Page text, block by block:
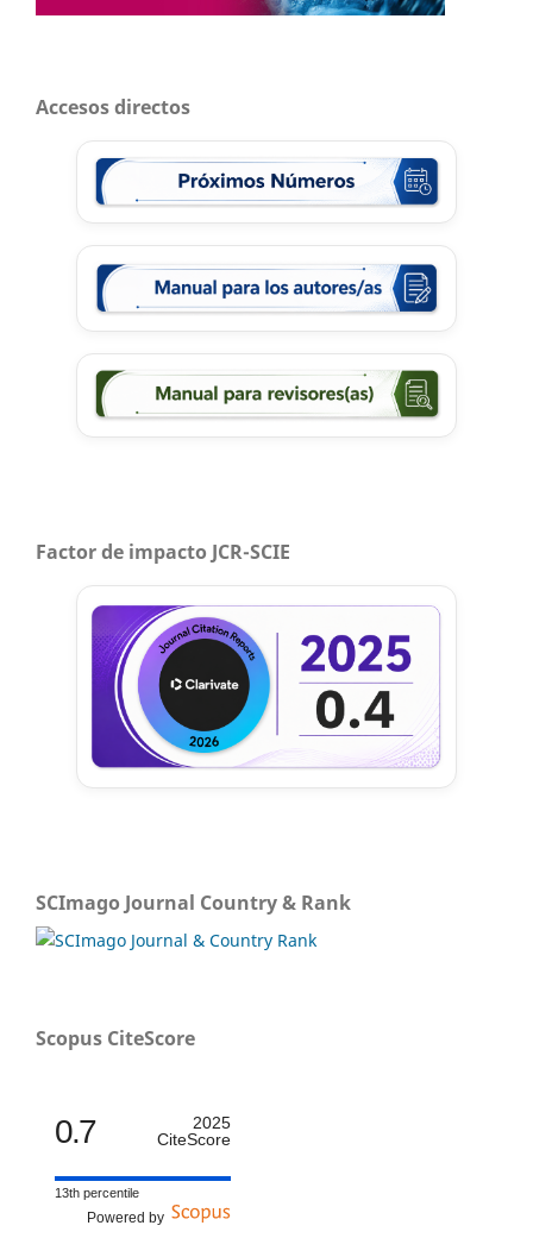
Accesos directos
Factor de impacto JCR-SCIE
SCImago Journal Country & Rank
Scopus CiteScore
0.7
2025
CiteScore
13th percentile
Powered by